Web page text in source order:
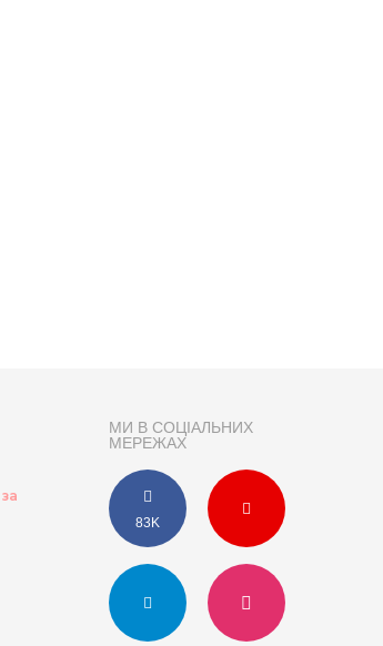
МИ В СОЦІАЛЬНИХ
МЕРЕЖАХ
83K
за